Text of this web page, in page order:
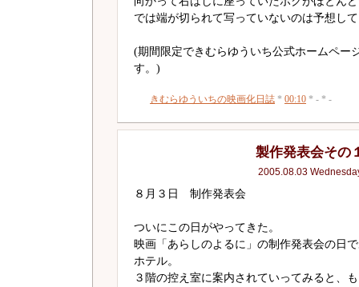
では端が切られて写っていないのは予想し
(期間限定できむらゆういち公式ホームペー
す。)
きむらゆういちの映画化日誌 * 00:10 * - * -
製作発表会その
2005.08.03
８月３日 制作発表会
ついにこの日がやってきた。
映画「あらしのよるに」の制作発表会の日
ホテル。
３階の控え室に案内されていってみると、